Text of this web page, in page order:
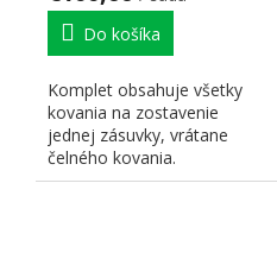
Do košíka
Komplet obsahuje všetky
kovania na zostavenie
jednej zásuvky, vrátane
čelného kovania.